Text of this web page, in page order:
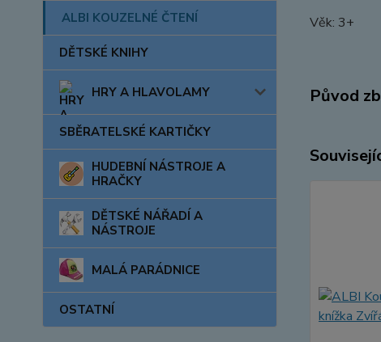
ALBI KOUZELNÉ ČTENÍ
DĚTSKÉ KNIHY
HRY A HLAVOLAMY
SBĚRATELSKÉ KARTIČKY
HUDEBNÍ NÁSTROJE A
HRAČKY
DĚTSKÉ NÁŘADÍ A
NÁSTROJE
MALÁ PARÁDNICE
OSTATNÍ
Věk: 3+
Původ